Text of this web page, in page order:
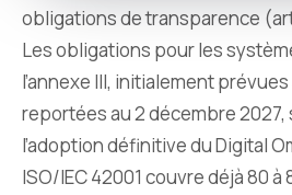
obligations de transparence
Les obligations pour les
l’annexe III, initialement
reportées au 2 décembre 2027,
l’adoption définitive du Digital
ISO/IEC 42001 couvre déjà 80